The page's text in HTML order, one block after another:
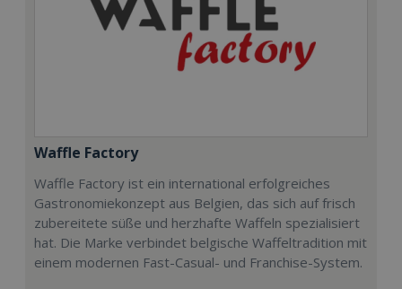
Waffle Factory
Waffle Factory ist ein international erfolgreiches
Gastronomiekonzept aus Belgien, das sich auf frisch
zubereitete süße und herzhafte Waffeln spezialisiert
hat. Die Marke verbindet belgische Waffeltradition mit
einem modernen Fast-Casual- und Franchise-System.